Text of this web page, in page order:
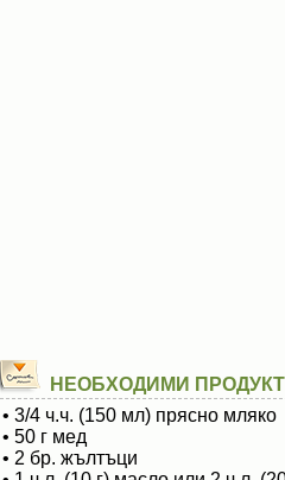
НЕОБХОДИМИ
• 3/4 ч.ч. (150 мл) прясно мляко
• 50 г мед
• 2 бр. жълтъци